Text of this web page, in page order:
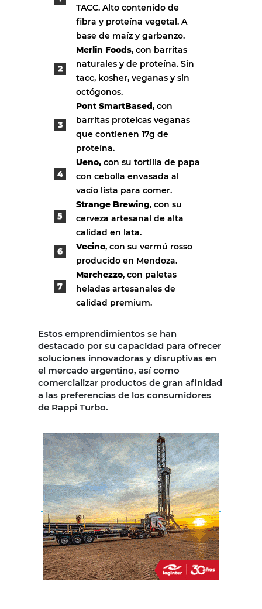
TACC. Alto contenido de
fibra y proteína vegetal. A
base de maíz y garbanzo.
Merlin Foods, con barritas
naturales y de proteína. Sin
tacc, kosher, veganas y sin
octógonos.
Pont SmartBased, con
barritas proteicas veganas
que contienen 17g de
proteína.
Ueno, con su tortilla de papa
con cebolla envasada al
vacío lista para comer.
Strange Brewing, con su
cerveza artesanal de alta
calidad en lata.
Vecino, con su vermú rosso
producido en Mendoza.
Marchezzo, con paletas
heladas artesanales de
calidad premium.
Estos emprendimientos se han
destacado por su capacidad para ofrecer
soluciones innovadoras y disruptivas en
el mercado argentino, así como
comercializar productos de gran afinidad
a las preferencias de los consumidores
de Rappi Turbo.